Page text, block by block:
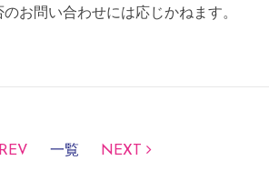
お問い合わせには応じかねます。
一覧 NEXT